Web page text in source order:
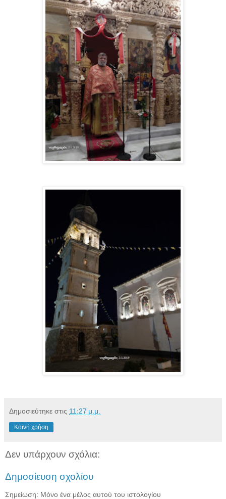
Δημοσιεύτηκε στις 11:27 μ.μ.
Κοινή χρήση
Δεν υπάρχουν σχόλια:
Δημοσίευση σχολίου
Σημείωση: Μόνο ένα μέλος αυτού του ιστολογίου